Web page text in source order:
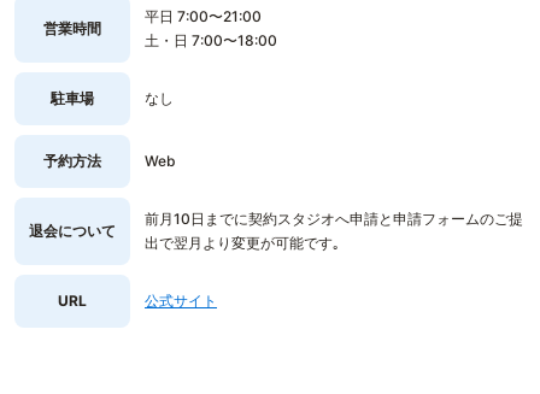
営業時間
平日 7:00〜21:00
土・日 7:00〜18:00
駐車場 なし
予約方法 Web
退会について
前月10日までに契約スタジオへ申請と申請フォームのご提
出で翌月より変更が可能です｡
URL 公式サイト